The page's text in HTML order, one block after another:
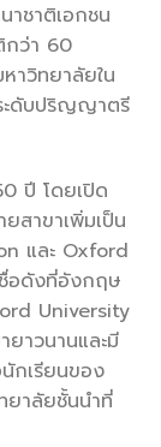
าชาติเอกชน
กว่า 60
าวิทยาลัยใน
ะดับปริญญาตรี
ปี โดยเปิด
สาขาเพิ่มเป็น
และ Oxford
อดังที่อังกฤษ
University
ยาวนานและมี
กเรียนของ
ยาลัยชั้นนำที่